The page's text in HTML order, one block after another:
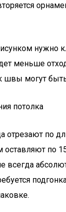
нужно
меньше
швы могут
потолка
отрезают по
по
всегда